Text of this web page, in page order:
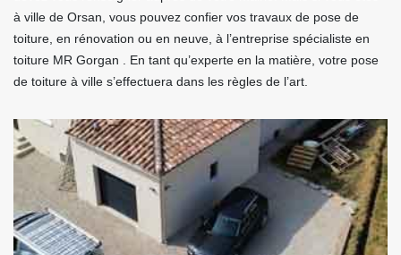
à ville de Orsan, vous pouvez confier vos travaux de pose de
toiture, en rénovation ou en neuve, à l’entreprise spécialiste en
toiture MR Gorgan . En tant qu’experte en la matière, votre pose
de toiture à ville s’effectuera dans les règles de l’art.